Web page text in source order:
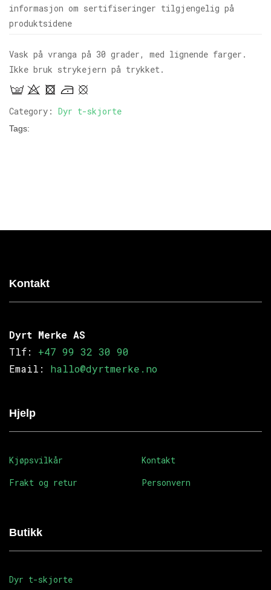
informasjon om sertifiseringer tilgjengelig på
produktsidene
Vask på vranga på 30 grader, med lignende farger.
Ikke bruk strykejern på trykket.
Category: Dyr t-skjorte
Tags:
Kontakt
Dyrt Merke AS
Tlf: +47 99 32 30 90
Email: hallo@dyrtmerke.no
Hjelp
Kjøpsvilkår
Frakt og retur
Kontakt
Personvern
Butikk
Dyr t-skjorte